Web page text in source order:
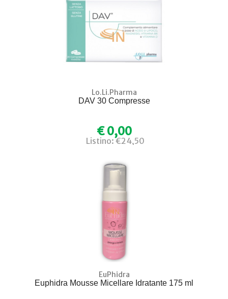
Lo.Li.Pharma
DAV 30 Compresse
€ 0,00
Listino: €24,50
EuPhidra
Euphidra Mousse Micellare Idratante 175 ml